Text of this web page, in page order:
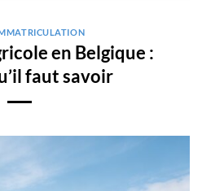
en Belgique :
faut savoir